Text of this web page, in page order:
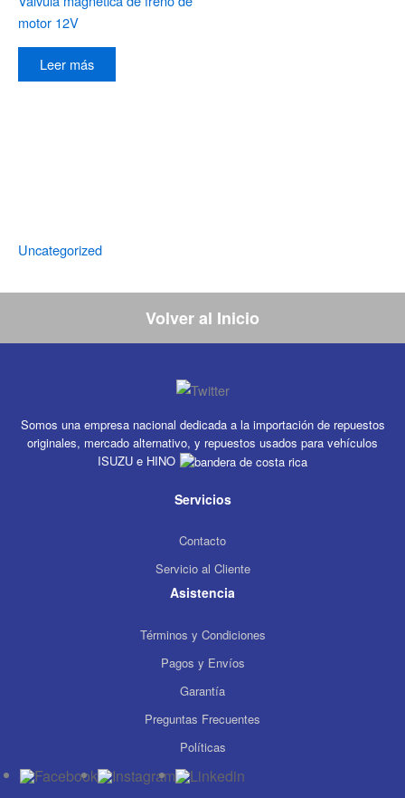
Uncategorized
motor 12V
Leer más
Volver al Inicio
Somos una empresa nacional dedicada a la importación de repuestos
originales, mercado alternativo, y repuestos usados para vehículos
ISUZU e HINO
Servicios
Contacto
Servicio al Cliente
Asistencia
Términos y Condiciones
Pagos y Envíos
Garantía
Preguntas Frecuentes
Políticas